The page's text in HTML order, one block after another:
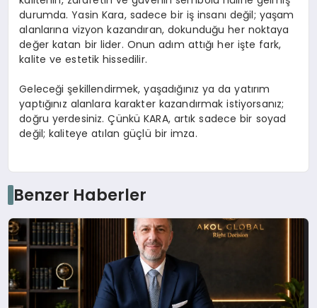
durumda. Yasin Kara, sadece bir iş insanı değil; yaşam
alanlarına vizyon kazandıran, dokunduğu her noktaya
değer katan bir lider. Onun adım attığı her işte fark,
kalite ve estetik hissedilir.
Geleceği şekillendirmek, yaşadığınız ya da yatırım
yaptığınız alanlara karakter kazandırmak istiyorsanız;
doğru yerdesiniz. Çünkü KARA, artık sadece bir soyad
değil; kaliteye atılan güçlü bir imza.
Benzer Haberler